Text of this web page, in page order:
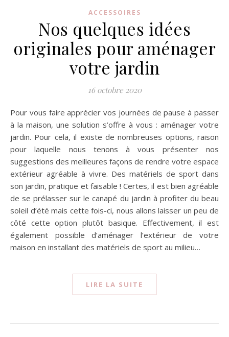
ACCESSOIRES
Nos quelques idées
originales pour aménager
votre jardin
16 octobre 2020
Pour vous faire apprécier vos journées de pause à passer
à la maison, une solution s’offre à vous : aménager votre
jardin. Pour cela, il existe de nombreuses options, raison
pour laquelle nous tenons à vous présenter nos
suggestions des meilleures façons de rendre votre espace
extérieur agréable à vivre. Des matériels de sport dans
son jardin, pratique et faisable ! Certes, il est bien agréable
de se prélasser sur le canapé du jardin à profiter du beau
soleil d’été mais cette fois-ci, nous allons laisser un peu de
côté cette option plutôt basique. Effectivement, il est
également possible d’aménager l’extérieur de votre
maison en installant des matériels de sport au milieu…
LIRE LA SUITE